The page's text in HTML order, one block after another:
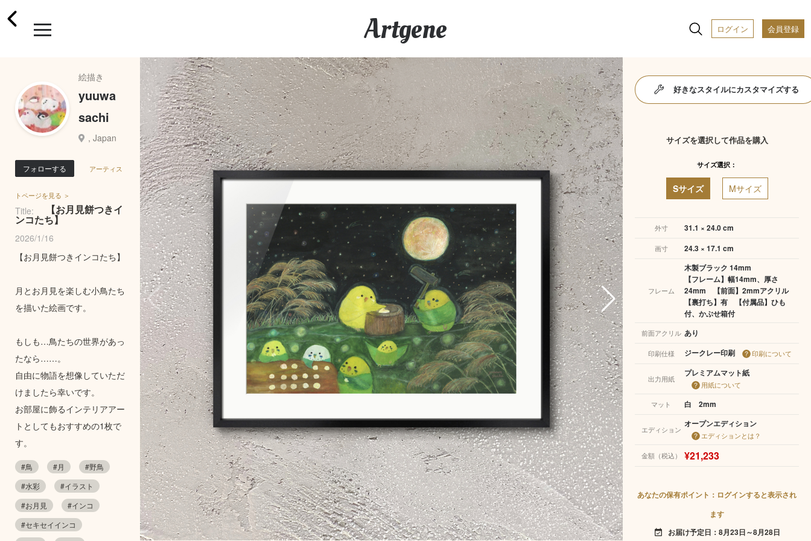
Artgene ログイン 会員登録
絵描き
yuuwa
sachi
, Japan
フォローする アーティス
トページを見る ＞
Title: 【お月見餅つきイ
ンコたち】
2026/1/16
【お月見餅つきインコたち】
月とお月見を楽しむ小鳥たち
を描いた絵画です。
もしも…鳥たちの世界があっ
たなら……。
自由に物語を想像していただ
けましたら幸いです。
お部屋に飾るインテリアアー
トとしてもおすすめの1枚で
す。
#鳥 #月
#野鳥
#水彩
#イラスト
#お月見
#インコ
#セキセイインコ
好きなスタイルにカスタマイズする
サイズを選択して作品を購入
サイズ選択：
Sサイズ Mサイズ
外寸 31.1 × 24.0 cm
画寸 24.3 × 17.1 cm
フレーム
木製ブラック 14mm
【フレーム】幅14mm、厚さ
24mm 【前面】2mmアクリル
【裏打ち】有 【付属品】ひも
付、かぶせ箱付
前面アクリル あり
印刷仕様 ジークレー印刷 印刷について
出力用紙
プレミアムマット紙
用紙について
マット
白 2mm
エディション
オープンエディション
エディションとは？
金額（税込） ¥21,233
あなたの保有ポイント：ログインすると表示され
ます
event_available お届け予定日：8月23日～8月28日